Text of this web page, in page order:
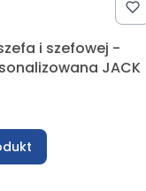
i szefowej -
JACK